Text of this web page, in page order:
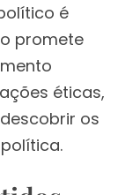
é
promete
éticas,
os